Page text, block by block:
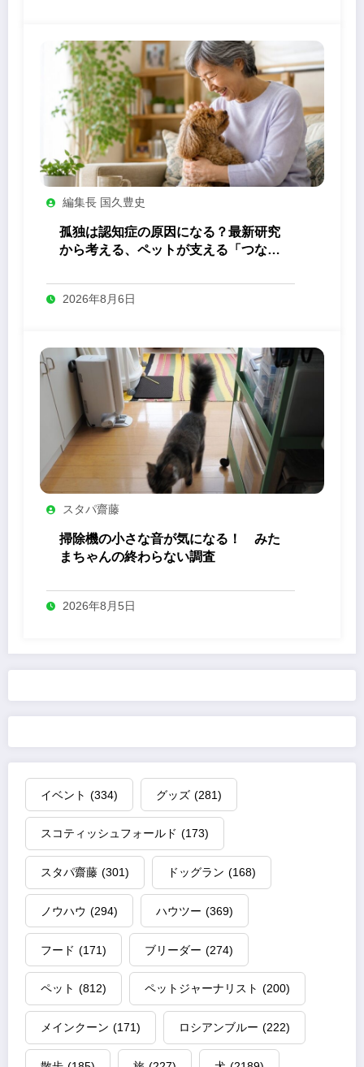
編集長 国久豊史
孤独は認知症の原因になる？最新研究
から考える、ペットが支える「つなが
2026年8月6日
スタパ齋藤
掃除機の小さな音が気になる！ みた
まちゃんの終わらない調査
2026年8月5日
イベント (334) グッズ (281)
スコティッシュフォールド (173)
スタパ齋藤 (301) ドッグラン (168)
ノウハウ (294) ハウツー (369)
フード (171) ブリーダー (274)
ペット (812) ペットジャーナリスト (200)
メインクーン (171) ロシアンブルー (222)